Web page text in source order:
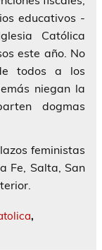
educativos -
Católica
este año. No
todos a los
niegan la
dogmas
feministas
Fe, Salta, San
,